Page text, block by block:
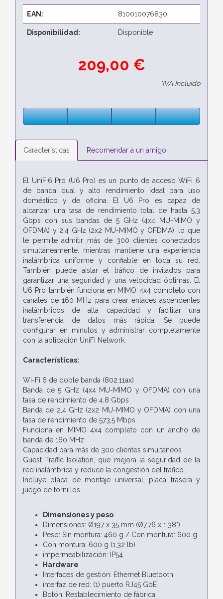
EAN: 810010076830
Disponibilidad: Disponible
209,00 €
*IVA Incluido
Características Recomendar a un amigo
El UniFi6 Pro (U6 Pro) es un punto de acceso WiFi 6
de banda dual y alto rendimiento ideal para uso
doméstico y de oficina. El U6 Pro es capaz de
alcanzar una tasa de rendimiento total de hasta 5,3
Gbps con sus bandas de 5 GHz (4x4 MU-MIMO y
OFDMA) y 2,4 GHz (2x2 MU-MIMO y OFDMA), lo que
le permite admitir más de 300 clientes conectados
simultáneamente. mientras mantiene una experiencia
inalámbrica uniforme y confiable en toda su red.
También puede aislar el tráfico de invitados para
garantizar una seguridad y una velocidad óptimas. El
U6 Pro también funciona en MIMO 4x4 completo con
canales de 160 MHz para crear enlaces ascendentes
inalámbricos de alta capacidad y facilitar una
transferencia de datos más rápida. Se puede
configurar en minutos y administrar completamente
con la aplicación UniFi Network.
Características:
Wi-Fi 6 de doble banda (802.11ax)
Banda de 5 GHz (4x4 MU-MIMO y OFDMA) con una
tasa de rendimiento de 4,8 Gbps
Banda de 2,4 GHz (2x2 MU-MIMO y OFDMA) con una
tasa de rendimiento de 573,5 Mbps
Funciona en MIMO 4x4 completo con un ancho de
banda de 160 MHz
Capacidad para más de 300 clientes simultáneos
Guest Traffic Isolation, que mejora la seguridad de la
red inalámbrica y reduce la congestión del tráfico
Incluye placa de montaje universal, placa trasera y
juego de tornillos
Dimensiones y peso
Dimensiones: Ø197 x 35 mm (Ø7,76 x 1,38")
Peso: Sin montura: 460 g / Con montura: 600 g
Con montura: 600 g (1,32 lb)
impermeabilización: IP54
Hardware
Interfaces de gestión: Ethernet Bluetooth
interfaz de red: (1) puerto RJ45 GbE
Botón: Restablecimiento de fábrica